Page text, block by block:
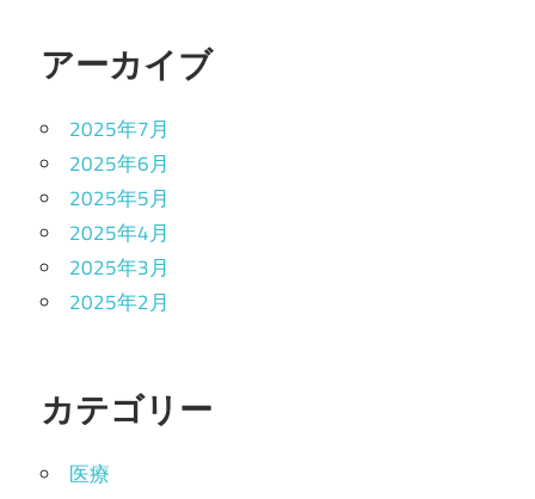
アーカイブ
2025年7月
2025年6月
2025年5月
2025年4月
2025年3月
2025年2月
カテゴリー
医療